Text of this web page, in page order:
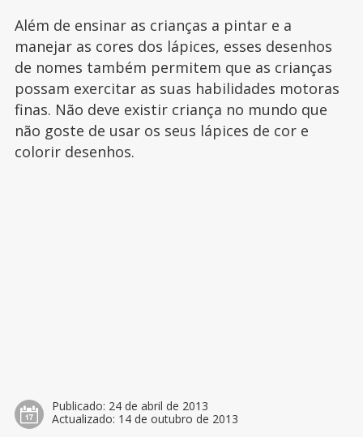
Além de ensinar as crianças a pintar e a
manejar as cores dos lápices, esses desenhos
de nomes também permitem que as crianças
possam exercitar as suas habilidades motoras
finas. Não deve existir criança no mundo que
não goste de usar os seus lápices de cor e
colorir desenhos.
Publicado: 24 de abril de 2013
Actualizado: 14 de outubro de 2013